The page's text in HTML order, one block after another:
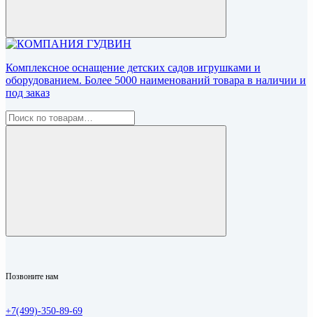
Комплексное оснащение детских садов игрушками и
оборудованием. Более 5000 наименований товара в наличии и
под заказ
Позвоните нам
+7(499)-350-89-69